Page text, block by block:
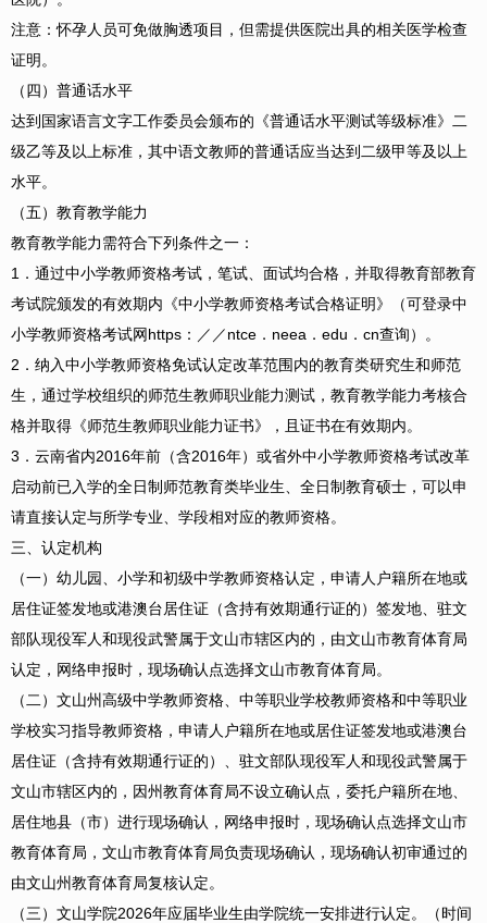
注意：怀孕人员可免做胸透项目，但需提供医院出具的相关医学检查
证明。
（四）普通话水平
达到国家语言文字工作委员会颁布的《普通话水平测试等级标准》二
级乙等及以上标准，其中语文教师的普通话应当达到二级甲等及以上
水平。
（五）教育教学能力
教育教学能力需符合下列条件之一：
1．通过中小学教师资格考试，笔试、面试均合格，并取得教育部教育
考试院颁发的有效期内《中小学教师资格考试合格证明》（可登录中
小学教师资格考试网https：／／ntce．neea．edu．cn查询）。
2．纳入中小学教师资格免试认定改革范围内的教育类研究生和师范
生，通过学校组织的师范生教师职业能力测试，教育教学能力考核合
格并取得《师范生教师职业能力证书》，且证书在有效期内。
3．云南省内2016年前（含2016年）或省外中小学教师资格考试改革
启动前已入学的全日制师范教育类毕业生、全日制教育硕士，可以申
请直接认定与所学专业、学段相对应的教师资格。
三、认定机构
（一）幼儿园、小学和初级中学教师资格认定，申请人户籍所在地或
居住证签发地或港澳台居住证（含持有效期通行证的）签发地、驻文
部队现役军人和现役武警属于文山市辖区内的，由文山市教育体育局
认定，网络申报时，现场确认点选择文山市教育体育局。
（二）文山州高级中学教师资格、中等职业学校教师资格和中等职业
学校实习指导教师资格，申请人户籍所在地或居住证签发地或港澳台
居住证（含持有效期通行证的）、驻文部队现役军人和现役武警属于
文山市辖区内的，因州教育体育局不设立确认点，委托户籍所在地、
居住地县（市）进行现场确认，网络申报时，现场确认点选择文山市
教育体育局，文山市教育体育局负责现场确认，现场确认初审通过的
由文山州教育体育局复核认定。
（三）文山学院2026年应届毕业生由学院统一安排进行认定。（时间